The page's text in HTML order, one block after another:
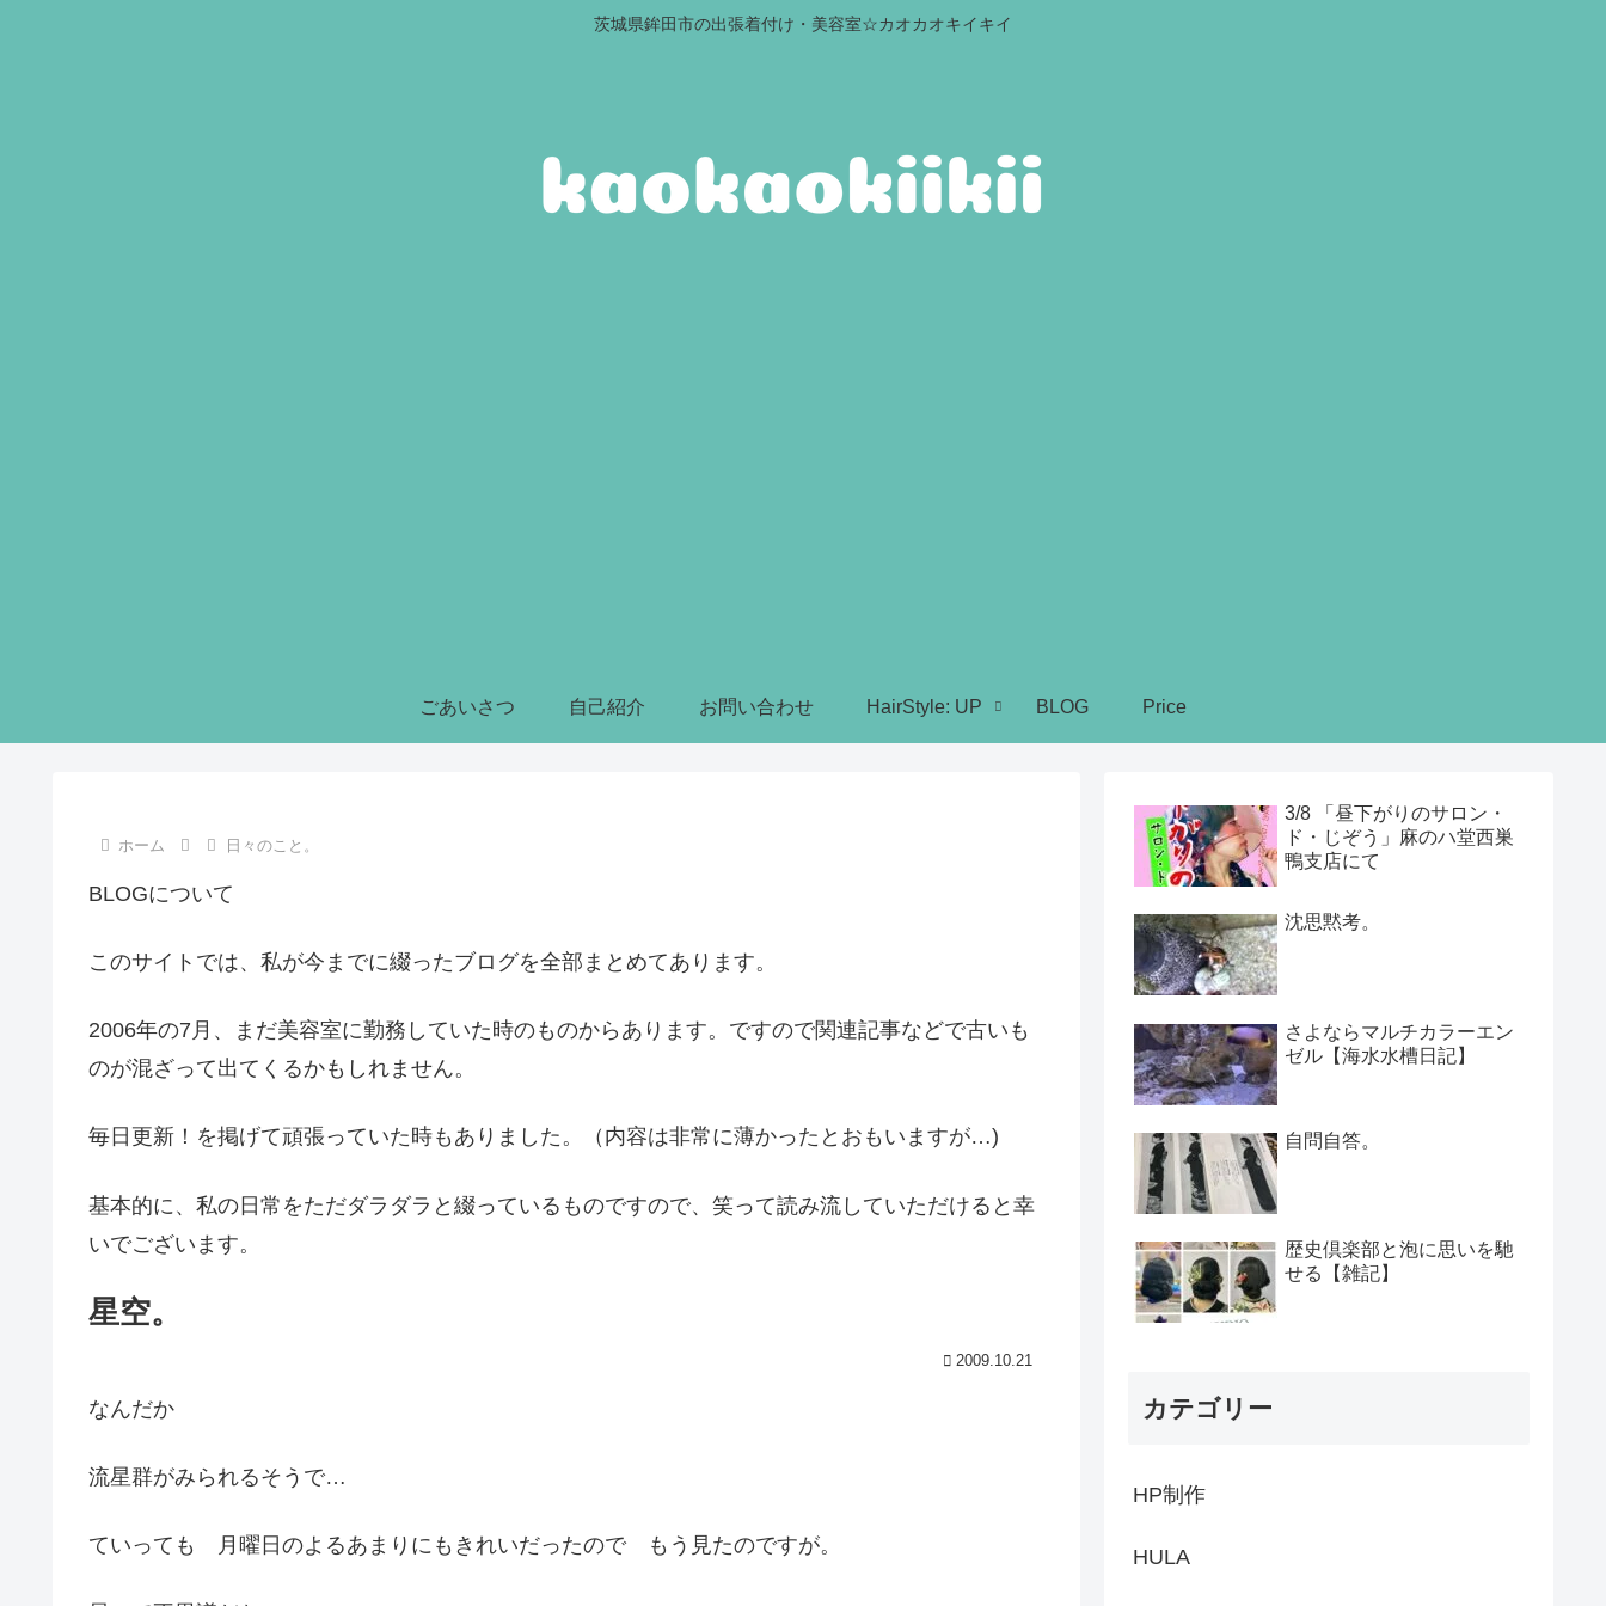
茨城県鉾田市の出張着付け・美容室☆カオカオキイキイ
ごあいさつ 自己紹介 お問い合わせ HairStyle: UP BLOG Price
ホーム 日々のこと。
BLOGについて
このサイトでは、私が今までに綴ったブログを全部まとめてあります。
2006年の7月、まだ美容室に勤務していた時のものからあります。ですので関連記事などで古いも
のが混ざって出てくるかもしれません。
毎日更新！を掲げて頑張っていた時もありました。（内容は非常に薄かったとおもいますが…)
基本的に、私の日常をただダラダラと綴っているものですので、笑って読み流していただけると幸
いでございます。
星空。
2009.10.21
なんだか
流星群がみられるそうで…
ていっても 月曜日のよるあまりにもきれいだったので もう見たのですが。
3/8 「昼下がりのサロン・
ド・じぞう」麻のハ堂西巣
鴨支店にて
沈思黙考。
さよならマルチカラーエン
ゼル【海水水槽日記】
自問自答。
歴史倶楽部と泡に思いを馳
せる【雑記】
カテゴリー
HP制作
HULA